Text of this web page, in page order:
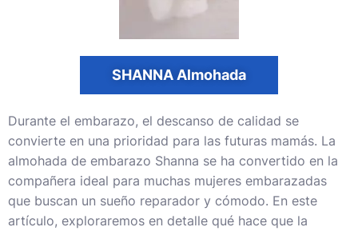
SHANNA Almohada
Durante el embarazo, el descanso de calidad se
convierte en una prioridad para las futuras mamás. La
almohada de embarazo Shanna se ha convertido en la
compañera ideal para muchas mujeres embarazadas
que buscan un sueño reparador y cómodo. En este
artículo, exploraremos en detalle qué hace que la